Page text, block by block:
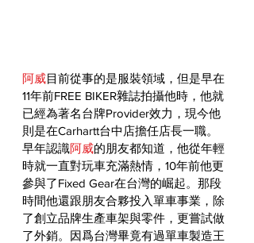
阿威目前從事的是服裝領域，但是早在
11年前FREE BIKER雜誌拍攝他時，他就
已經為著名台牌Provider效力，現今他
則是在Carhartt台中店擔任店長一職。
早年認識阿威的朋友都知道，他從年輕
時就一直對玩車充滿熱情，10年前他更
參與了Fixed Gear在台灣的崛起。那段
時間他還跟朋友合夥投入單車事業，除
了創立品牌生產車架與零件，更嘗試做
了外銷。因爲台灣畢竟有過單車製造王